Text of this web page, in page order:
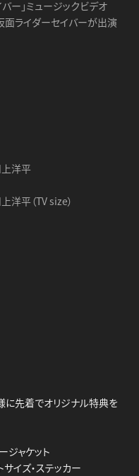
ー」ミュージックビデオ
面ライダーセイバーが出演
洋平
洋平（TV size）
先着でオリジナル特典を
ジャケット
イズ・ステッカー